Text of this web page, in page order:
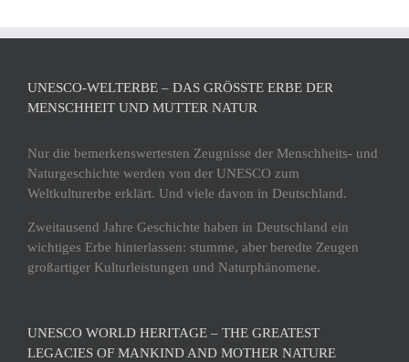
UNESCO-WELTERBE – DAS GRÖSSTE ERBE DER M
ENSCHHEIT UND MUTTER NATUR
Nur die bemerkenswertesten Zeugnisse der Menschheits- und
Naturgeschichte werden von der UNESCO zum
Weltkulturerbe erklärt. Und viele davon in Deutschland.
Zweitausend Jahre Geschichte haben in Deutschland ein
wichtiges Erbe hinterlassen: stumme, aber beredte Zeugen
großartiger Kulturleistungen und Naturphänomene.
UNESCO WORLD HERITAGE – THE GREATEST
LEGACIES OF MANKIND AND MOTHER NATURE